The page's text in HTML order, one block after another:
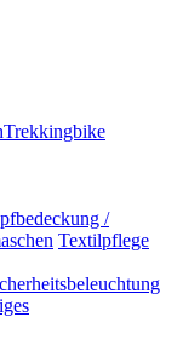
Trekkingbike
/
Textilpflege